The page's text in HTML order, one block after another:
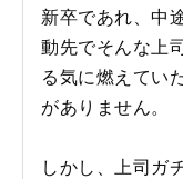
新卒であれ、中
動先でそんな上
る気に燃えてい
がありません。
しかし、上司ガ